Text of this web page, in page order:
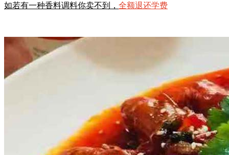
如若有一种香料调料你卖不到， 全额退还学费